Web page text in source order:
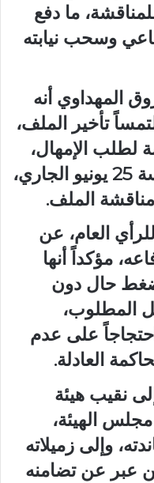
ما دفع
وسحب نيابته
المهداوي أنه
تأخير الملف،
لطلب الإمهال،
ليتم تأخير القضية إلى جلسة 25 يونيو الجاري،
الملف.
العام، عن
مؤكداً أنها
حال دون
المطلوب،
على عدم
العادلة.
نقيب هيئة
الهيئة،
وإلى زميلاته
عبر عن تضامنه